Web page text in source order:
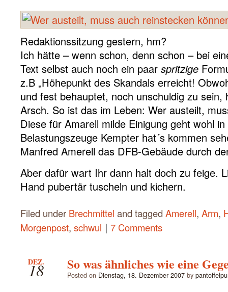
Redaktionssitzung gestern, hm?
Ich hätte – wenn schon, denn schon – bei
Text selbst auch noch ein paar spritzige
z.B „Höhepunkt des Skandals erreicht!
und fest behauptet, noch unschuldig zu sein,
Arsch. So ist das im Leben: Wer austeilt,
Diese für Amarell milde Einigung geht wohl
Belastungszeuge Kempter hat´s kommen
Manfred Amerell das DFB-Gebäude durch
Aber dafür wart Ihr dann halt doch zu feige.
Hand pubertär tuscheln und kichern.
Filed under Brechmittel and tagged Amerell, Arm,
Morgenpost, schwul | 7 Comments
DEZ.
18 So was ähnliches wie eine
Posted on Dienstag, 18. Dezember 2007 by